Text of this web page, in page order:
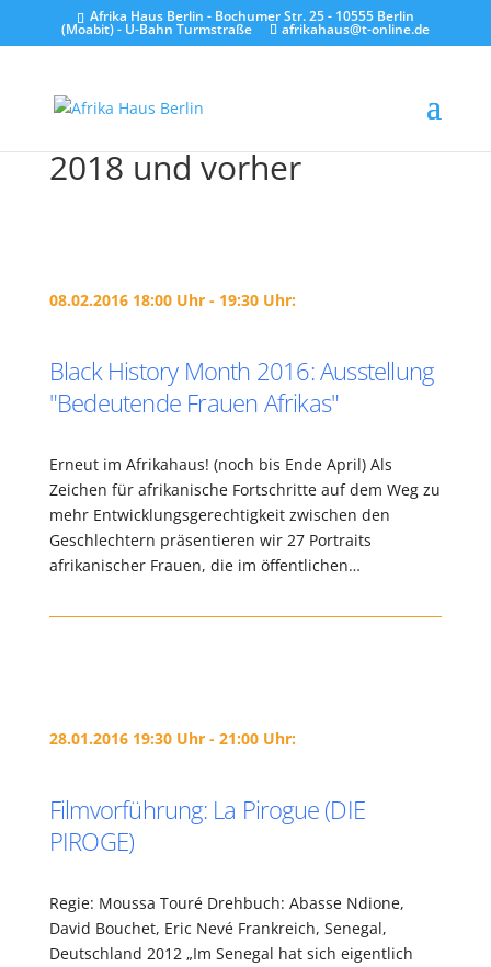
Afrika Haus Berlin - Bochumer Str. 25 - 10555 Berlin
(Moabit) - U-Bahn Turmstraße afrikahaus@t-online.de
2018 und vorher
08.02.2016 18:00 Uhr - 19:30 Uhr:
Black History Month 2016: Ausstellung
"Bedeutende Frauen Afrikas"
Erneut im Afrikahaus! (noch bis Ende April) Als
Zeichen für afrikanische Fortschritte auf dem Weg zu
mehr Entwicklungsgerechtigkeit zwischen den
Geschlechtern präsentieren wir 27 Portraits
afrikanischer Frauen, die im öffentlichen…
28.01.2016 19:30 Uhr - 21:00 Uhr:
Filmvorführung: La Pirogue (DIE
PIROGE)
Regie: Moussa Touré Drehbuch: Abasse Ndione,
David Bouchet, Eric Nevé Frankreich, Senegal,
Deutschland 2012 „Im Senegal hat sich eigentlich